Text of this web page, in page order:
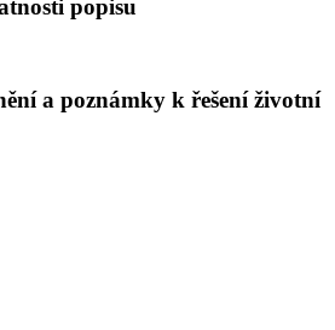
popisu
a poznámky k řešení životní